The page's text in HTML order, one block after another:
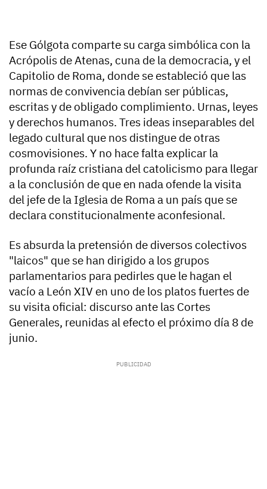
Ese Gólgota comparte su carga simbólica con la
Acrópolis de Atenas, cuna de la democracia, y el
Capitolio de Roma, donde se estableció que las
normas de convivencia debían ser públicas,
escritas y de obligado complimiento. Urnas, leyes
y derechos humanos. Tres ideas inseparables del
legado cultural que nos distingue de otras
cosmovisiones. Y no hace falta explicar la
profunda raíz cristiana del catolicismo para llegar
a la conclusión de que en nada ofende la visita
del jefe de la Iglesia de Roma a un país que se
declara constitucionalmente aconfesional.
Es absurda la pretensión de diversos colectivos
"laicos" que se han dirigido a los grupos
parlamentarios para pedirles que le hagan el
vacío a León XIV en uno de los platos fuertes de
su visita oficial: discurso ante las Cortes
Generales, reunidas al efecto el próximo día 8 de
junio.